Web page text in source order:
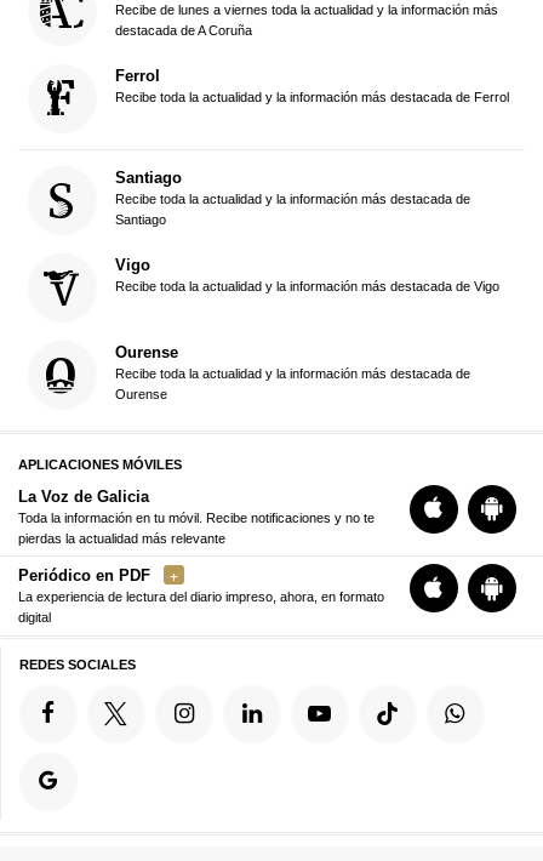
Recibe de lunes a viernes toda la actualidad y la información más
destacada de A Coruña
Ferrol
Recibe toda la actualidad y la información más destacada de Ferrol
Santiago
Recibe toda la actualidad y la información más destacada de
Santiago
Vigo
Recibe toda la actualidad y la información más destacada de Vigo
Ourense
Recibe toda la actualidad y la información más destacada de
Ourense
APLICACIONES MÓVILES
La Voz de Galicia
Toda la información en tu móvil. Recibe notificaciones y no te
pierdas la actualidad más relevante
Periódico en PDF
La experiencia de lectura del diario impreso, ahora, en formato
digital
REDES SOCIALES